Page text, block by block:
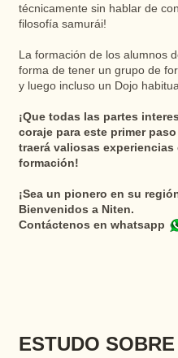
técnicamente sin hablar de
filosofía samurái!
La formación de los alumnos
forma de tener un grupo de
y luego incluso un Dojo
¡Que todas las partes
coraje para este primer
traerá valiosas
formación!
¡Sea un pionero en su
Bienvenidos a Niten.
Contáctenos en whatsapp
ESTUDO